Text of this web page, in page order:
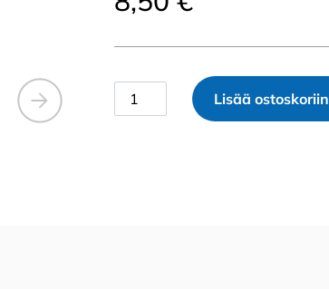
Metallinen
sälekaihtimen
Lisää ostoskoriin